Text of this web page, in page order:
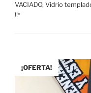
VACIADO, Vidrio
!!*
¡OFERTA!